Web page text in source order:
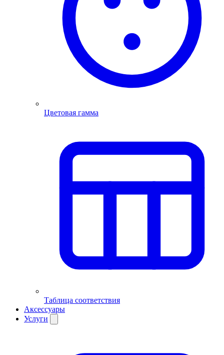
Цветовая гамма
Таблица соответствия
Аксессуары
Услуги